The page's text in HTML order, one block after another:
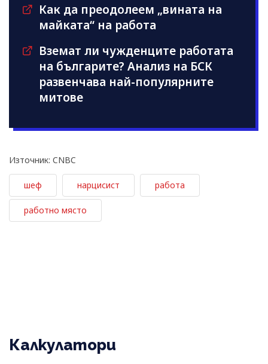
Как да преодолеем „вината на
майката“ на работа
Вземат ли чужденците работата
на българите? Анализ на БСК
развенчава най-популярните
митове
Източник: CNBC
шеф нарцисист работа
работно място
Калкулатори